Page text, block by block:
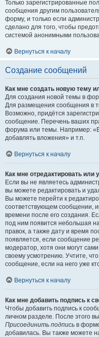
Только зарегистрированные
сообщения другим
форму, и только если
сделано для того, чтобы
системой анонимными
Вернуться к началу
Создание сообщений
Как мне создать новую тему
Для создания новой темы в
Для размещения сообщения в
Возможно, придётся
сообщение. Перечень ваших
форума или темы. Например:
добавлять вложения» и т.п.
Вернуться к началу
Как мне отредактировать или
Если вы не являетесь
вы можете редактировать и
Вы можете перейти к
соответствующем сообщении,
времени после его создания.
под ним появится небольшая
правок, а также дату и время
появляется, если сообщение
модератор, хотя они могут
своему усмотрению. Учтите,
сообщение, если на него уже
Вернуться к началу
Как мне добавить подпись к
Чтобы добавить подпись к
личном разделе. После этого
Присоединить подпись в
добавилась. Вы также можете